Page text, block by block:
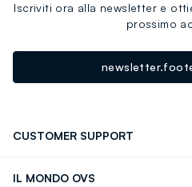
Iscriviti ora alla newsletter e
prossimo
CUSTOMER SUPPORT
IL MONDO OVS